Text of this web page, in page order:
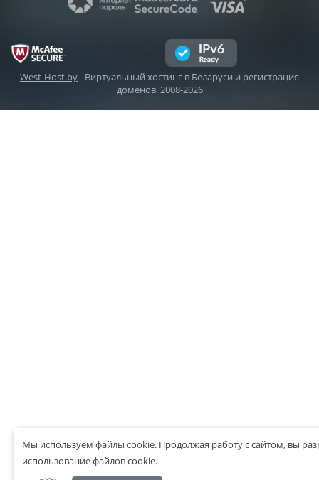
West-Host.by- Виртуальный хостинг в Беларуси и регистрация
доменов. 2008-2026
Мы используем файлы cookie. Продолжая работу с сайтом, вы
использование файлов cookie.